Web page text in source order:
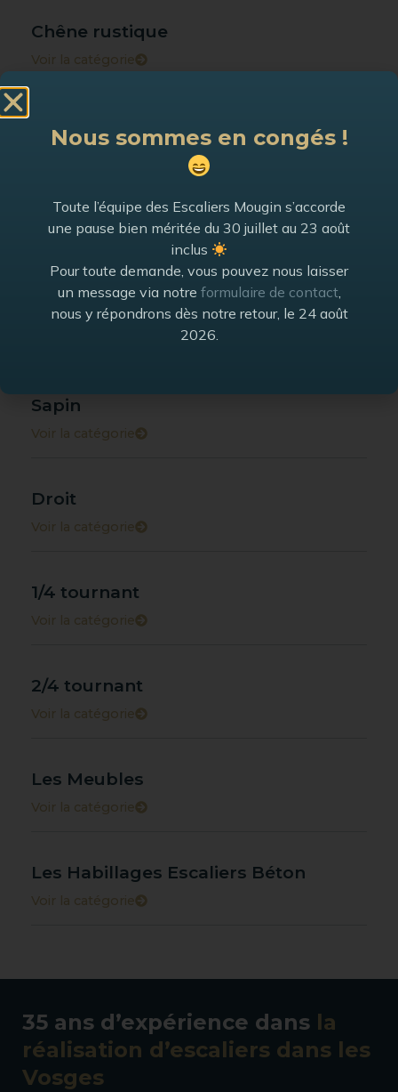
Chêne rustique
Voir la catégorie
Hêtre
Frêne blanc
Frêne olivier
Sapin
Voir la catégorie
Droit
Voir la catégorie
1/4 tournant
Voir la catégorie
2/4 tournant
Voir la catégorie
Les Meubles
Voir la catégorie
Les Habillages Escaliers Béton
Voir la catégorie
35 ans d’expérience dans la
réalisation d’escaliers dans les
Vosges
Nous sommes en congés !
Toute l’équipe des Escaliers Mougin s’accorde
une pause bien méritée du 30 juillet au 23 août
inclus
Pour toute demande, vous pouvez nous laisser
un message via notre formulaire de contact,
nous y répondrons dès notre retour, le 24 août
2026.